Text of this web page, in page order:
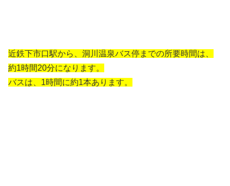
近鉄下市口駅から、洞川温泉バス停までの所要時間は、
約1時間20分になります。
バスは、1時間に約1本あります。